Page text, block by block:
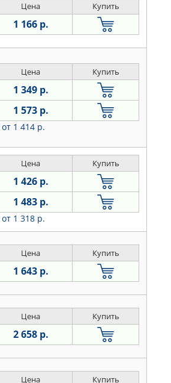
Цена Купить
1 166 р.
Цена Купить
1 349 р.
1 573 р.
от 1 414 р.
Цена Купить
1 426 р.
1 483 р.
от 1 318 р.
Цена Купить
1 643 р.
Цена Купить
2 658 р.
Цена Купить